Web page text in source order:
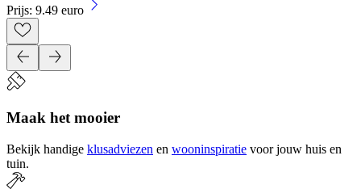
Prijs: 9.49 euro
Maak het mooier
Bekijk handige klusadviezen en wooninspiratie voor jouw huis en
tuin.